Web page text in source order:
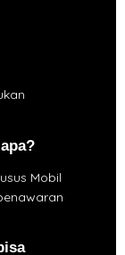
Mobil